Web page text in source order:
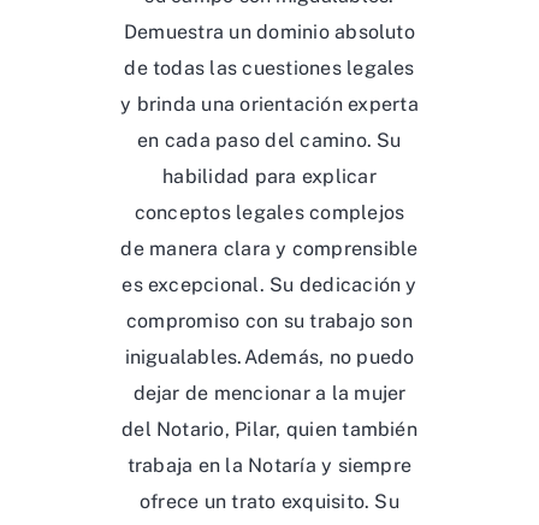
Demuestra un dominio absoluto
de todas las cuestiones legales
y brinda una orientación experta
en cada paso del camino. Su
habilidad para explicar
conceptos legales complejos
de manera clara y comprensible
es excepcional. Su dedicación y
compromiso con su trabajo son
inigualables.Además, no puedo
dejar de mencionar a la mujer
del Notario, Pilar, quien también
trabaja en la Notaría y siempre
ofrece un trato exquisito. Su